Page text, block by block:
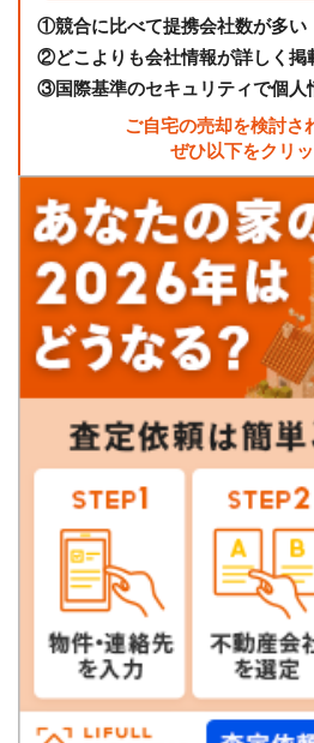
①競合に比べて提携会社数が多い
②どこよりも会社情報が詳しく掲
③国際基準のセキュリティで個人
ご自宅の売却を検討さ
ぜひ以下をクリ